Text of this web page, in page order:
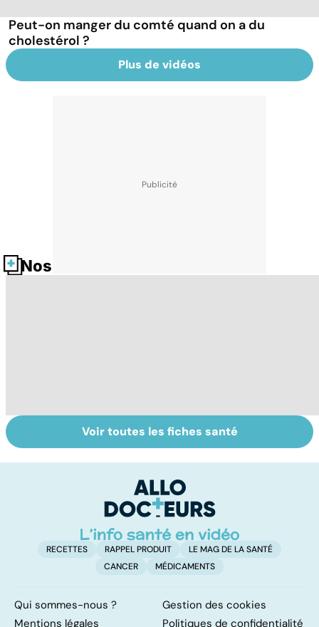
Peut-on manger du comté quand on a du
cholestérol ?
Plus de vidéos
Nos fiches santé
Le magnésium,
un oligo-élément
Intestin irritable :
le régime
solution ?
Voir toutes les fiches santé
RECETTES RAPPEL PRODUIT
LE MAG DE LA SANTÉ
CANCER
MÉDICAMENTS
Qui sommes-nous ?
Gestion des cookies
Mentions légales
Politiques de confidentialité